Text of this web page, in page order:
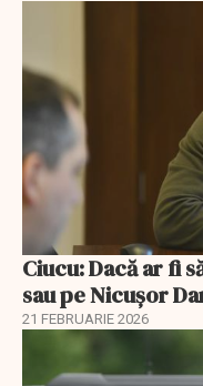
Ciucu: Dacă ar fi
sau pe Nicușor
21 FEBRUARIE 2026